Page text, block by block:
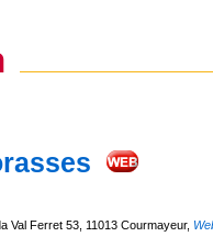
Val Ferret 53, 11013 Courmayeur,